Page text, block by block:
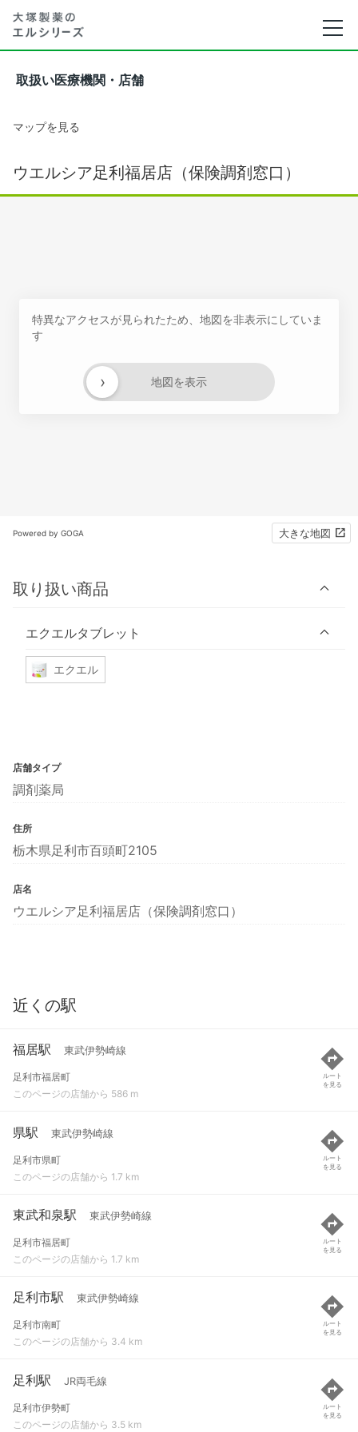
取扱い医療機関・店舗
マップを見る
ウエルシア足利福居店（保険調剤窓口）
特異なアクセスが見られたため、地図を非表示にしていま
す
地図を表示
›
Powered by GOGA 大きな地図
取り扱い商品
エクエルタブレット
エクエル
店舗タイプ
調剤薬局
住所
栃木県足利市百頭町2105
店名
ウエルシア足利福居店（保険調剤窓口）
近くの駅
福居駅 東武伊勢崎線
足利市福居町
このページの店舗から 586 m
ルート
を見る
県駅 東武伊勢崎線
足利市県町
このページの店舗から 1.7 km
ルート
を見る
東武和泉駅 東武伊勢崎線
足利市福居町
このページの店舗から 1.7 km
ルート
を見る
足利市駅 東武伊勢崎線
足利市南町
このページの店舗から 3.4 km
ルート
を見る
足利駅 JR両毛線
足利市伊勢町
このページの店舗から 3.5 km
ルート
を見る